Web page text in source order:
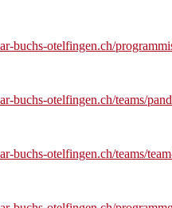
buchs-otelfingen.ch/
buchs-otelfingen.ch/teams/
buchs-otelfingen.ch/teams/